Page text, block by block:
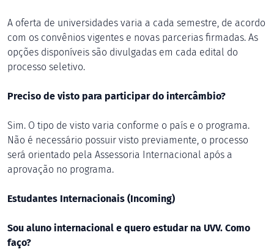
A oferta de universidades varia a cada semestre, de acordo
com os convênios vigentes e novas parcerias firmadas. As
opções disponíveis são divulgadas em cada edital do
processo seletivo.
Preciso de visto para participar do intercâmbio?
Sim. O tipo de visto varia conforme o país e o programa.
Não é necessário possuir visto previamente, o processo
será orientado pela Assessoria Internacional após a
aprovação no programa.
Estudantes Internacionais (Incoming)
Sou aluno internacional e quero estudar na UVV. Como
faço?